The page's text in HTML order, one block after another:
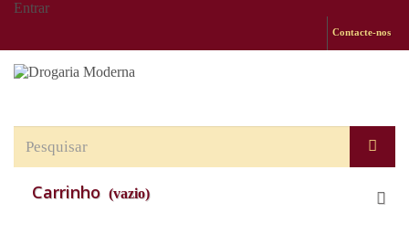
Entrar
Contacte-nos
Carrinho (vazio)